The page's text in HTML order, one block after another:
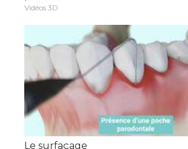
Vidéos 3D
Le surfaçage